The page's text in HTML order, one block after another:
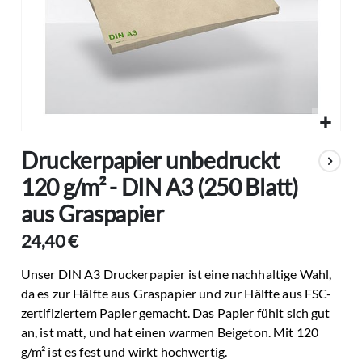
Anfang
der
Bildgalerie
springen
Druckerpapier unbedruckt
120 g/m² - DIN A3 (250 Blatt)
aus Graspapier
24,40 €
Unser DIN A3 Druckerpapier ist eine nachhaltige Wahl,
da es zur Hälfte aus Graspapier und zur Hälfte aus FSC-
zertifiziertem Papier gemacht. Das Papier fühlt sich gut
an, ist matt, und hat einen warmen Beigeton. Mit 120
g/m² ist es fest und wirkt hochwertig.